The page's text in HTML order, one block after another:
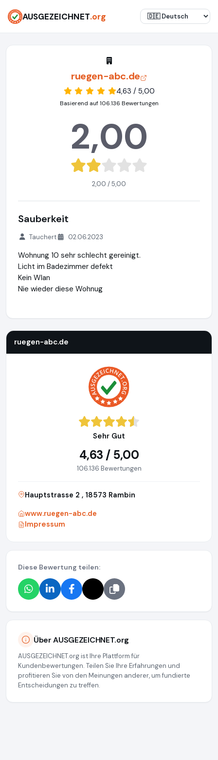
AUSGEZEICHNET.org
ruegen-abc.de
4,63 / 5,00
Basierend auf 106.136 Bewertungen
2,00
2,00 / 5,00
Sauberkeit
Tauchert 02.06.2023
Wohnung 10 sehr schlecht gereinigt.
Licht im Badezimmer defekt
Kein Wlan
Nie wieder diese Wohnug
ruegen-abc.de
Sehr Gut
4,63 / 5,00
106.136 Bewertungen
Hauptstrasse 2 , 18573 Rambin
www.ruegen-abc.de
Impressum
Diese Bewertung teilen:
Über AUSGEZEICHNET.org
AUSGEZEICHNET.org ist Ihre Plattform für
Kundenbewertungen. Teilen Sie Ihre Erfahrungen und
profitieren Sie von den Meinungen anderer, um fundierte
Entscheidungen zu treffen.